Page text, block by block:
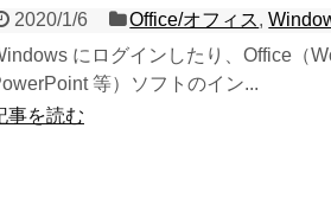
2020/1/6 Office/オフィス,
にログインしたり、Office（
等）ソフトのイン...
事を読む